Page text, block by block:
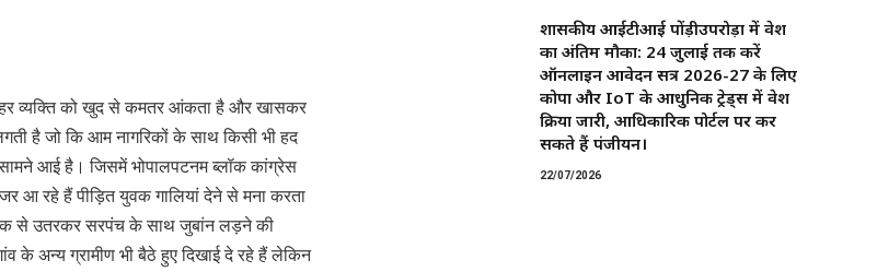
हर व्यक्ति को खुद से कमतर आंकता है और खासकर
है जो कि आम नागरिकों के साथ किसी भी हद
आई है। जिसमें भोपालपटनम ब्लॉक कांग्रेस
आ रहे हैं पीड़ित युवक गालियां देने से मना करता
से उतरकर सरपंच के साथ जुबांन लड़ने की
के अन्य ग्रामीण भी बैठे हुए दिखाई दे रहे हैं लेकिन
शासकीय आईटीआई पोंड़ीउपरोड़ा में प्रवेश
का अंतिम मौका: 24 जुलाई तक करें
ऑनलाइन आवेदन सत्र 2026-27 के लिए
कोपा और IoT के आधुनिक ट्रेड्स में प्रवेश
प्रक्रिया जारी, आधिकारिक पोर्टल पर कर
सकते हैं पंजीयन।
22/07/2026